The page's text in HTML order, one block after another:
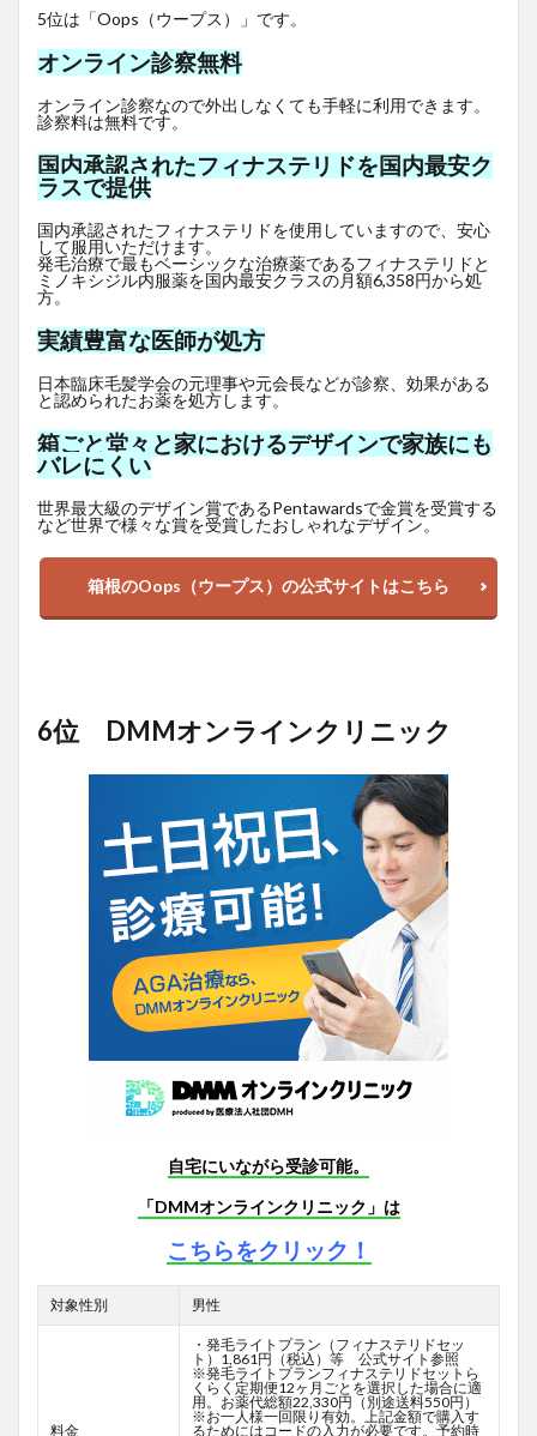
5位は「Oops（ウープス）」です。
オンライン診察無料
オンライン診察なので外出しなくても手軽に利用できます。
診察料は無料です。
国内承認されたフィナステリドを国内最安ク
ラスで提供
国内承認されたフィナステリドを使用していますので、安心
して服用いただけます。
発毛治療で最もベーシックな治療薬であるフィナステリドと
ミノキシジル内服薬を国内最安クラスの月額6,358円から処
方。
実績豊富な医師が処方
日本臨床毛髪学会の元理事や元会長などが診察、効果がある
と認められたお薬を処方します。
箱ごと堂々と家におけるデザインで家族にも
バレにくい
世界最大級のデザイン賞であるPentawardsで金賞を受賞する
など世界で様々な賞を受賞したおしゃれなデザイン。
箱根のOops（ウープス）の公式サイトはこちら
6位 DMMオンラインクリニック
自宅にいながら受診可能。
「DMMオンラインクリニック」は
こちらをクリック！
対象性別 男性
料金
・発毛ライトプラン（フィナステリドセッ
ト）1,861円（税込）等 公式サイト参照
※発毛ライトプランフィナステリドセットら
くらく定期便12ヶ月ごとを選択した場合に適
用。お薬代総額22,330円（別途送料550円）
※お一人様一回限り有効。上記金額で購入す
るためにはコードの入力が必要です。予約時